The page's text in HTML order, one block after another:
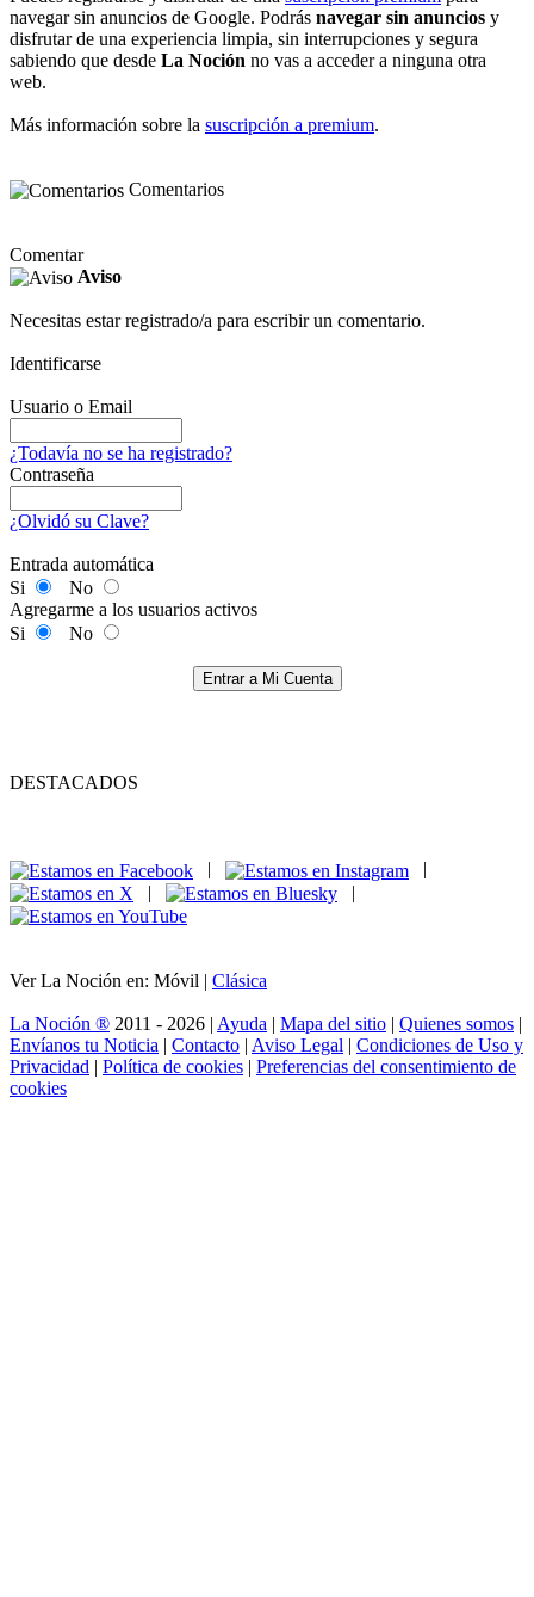
navegar sin anuncios de Google. Podrás navegar sin anuncios y
disfrutar de una experiencia limpia, sin interrupciones y segura
sabiendo que desde La Noción no vas a acceder a ninguna otra
web.
Más información sobre la suscripción a premium.
Comentarios
Comentar
Aviso
Necesitas estar registrado/a para escribir un comentario.
Identificarse
Usuario o Email
¿Todavía no se ha registrado?
Contraseña
¿Olvidó su Clave?
Entrada automática
Si
No
Agregarme a los usuarios activos
Si
No
Entrar a Mi Cuenta
DESTACADOS
|
|
|
|
Ver La Noción en: Móvil | Clásica
La Noción ® 2011 - 2026 | Ayuda | Mapa del sitio | Quienes somos |
Envíanos tu Noticia | Contacto | Aviso Legal | Condiciones de Uso y
Privacidad | Política de cookies | Preferencias del consentimiento de
cookies